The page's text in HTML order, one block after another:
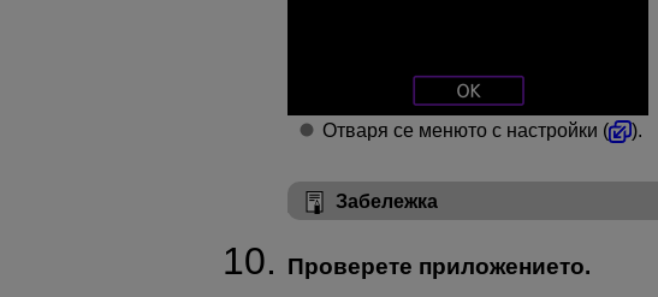
Отваря се менюто с настройки ( ).
Забележка
Проверете приложението.